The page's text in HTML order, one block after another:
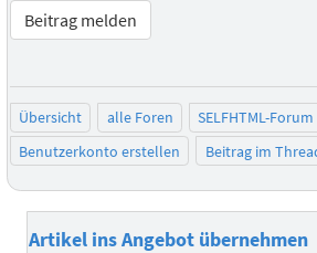
Beitrag melden
Übersicht alle Foren
SELFHTML-Forum
Benutzerkonto erstellen
Beitrag im
Artikel ins Angebot übernehmen